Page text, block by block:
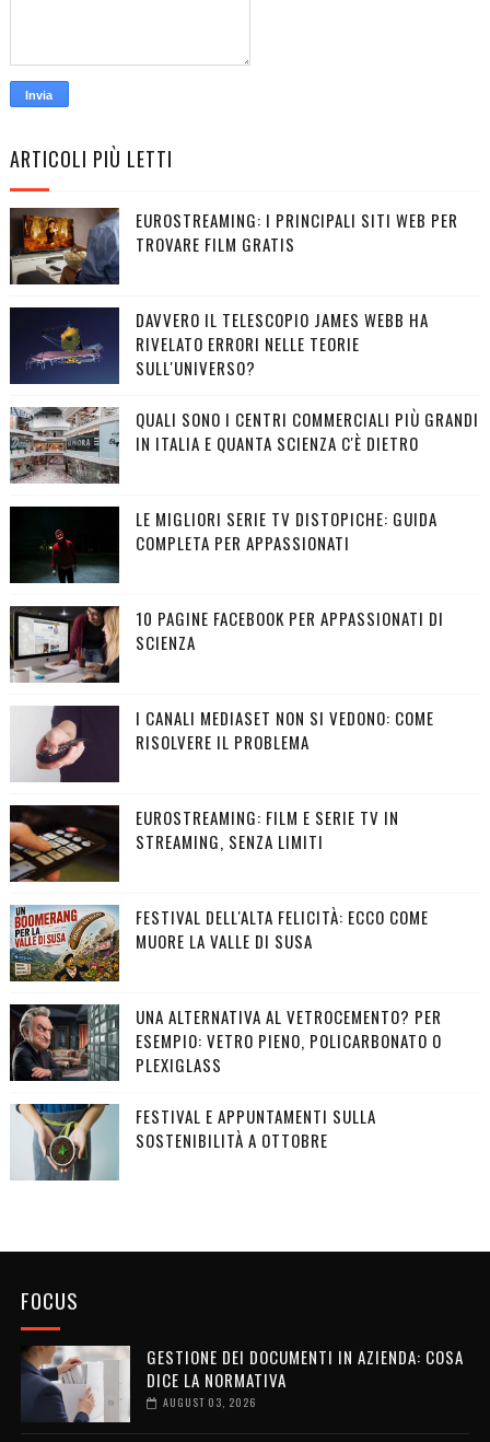
ARTICOLI PIÙ LETTI
EUROSTREAMING: I PRINCIPALI SITI WEB PER
TROVARE FILM GRATIS
DAVVERO IL TELESCOPIO JAMES WEBB HA
RIVELATO ERRORI NELLE TEORIE
SULL'UNIVERSO?
QUALI SONO I CENTRI COMMERCIALI PIÙ GRANDI
IN ITALIA E QUANTA SCIENZA C'È DIETRO
LE MIGLIORI SERIE TV DISTOPICHE: GUIDA
COMPLETA PER APPASSIONATI
10 PAGINE FACEBOOK PER APPASSIONATI DI
SCIENZA
I CANALI MEDIASET NON SI VEDONO: COME
RISOLVERE IL PROBLEMA
EUROSTREAMING: FILM E SERIE TV IN
STREAMING, SENZA LIMITI
FESTIVAL DELL'ALTA FELICITÀ: ECCO COME
MUORE LA VALLE DI SUSA
UNA ALTERNATIVA AL VETROCEMENTO? PER
ESEMPIO: VETRO PIENO, POLICARBONATO O
PLEXIGLASS
FESTIVAL E APPUNTAMENTI SULLA
SOSTENIBILITÀ A OTTOBRE
FOCUS
GESTIONE DEI DOCUMENTI IN AZIENDA: COSA
DICE LA NORMATIVA
AUGUST 03, 2026